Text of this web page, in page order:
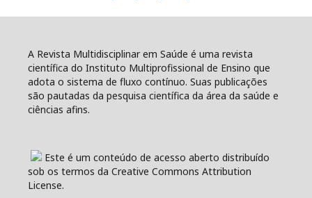
A Revista Multidisciplinar em Saúde é uma revista
científica do Instituto Multiprofissional de Ensino que
adota o sistema de fluxo contínuo. Suas publicações
são pautadas da pesquisa científica da área da saúde e
ciências afins.
Este é um conteúdo de acesso aberto distribuído
sob os termos da Creative Commons Attribution
License.